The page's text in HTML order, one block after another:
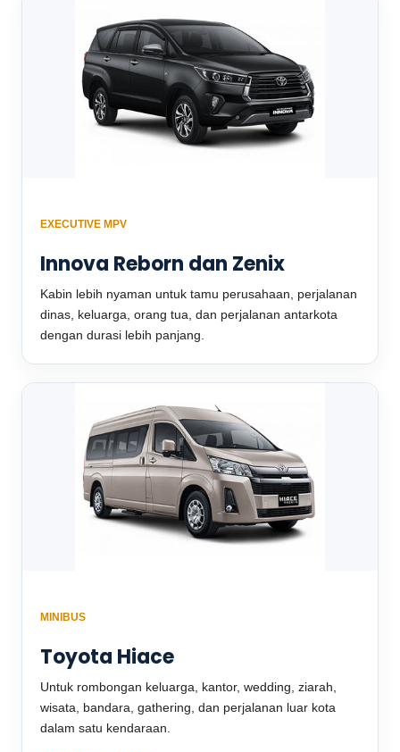
EXECUTIVE MPV
Innova Reborn dan Zenix
Kabin lebih nyaman untuk tamu perusahaan, perjalanan
dinas, keluarga, orang tua, dan perjalanan antarkota
dengan durasi lebih panjang.
MINIBUS
Toyota Hiace
Untuk rombongan keluarga, kantor, wedding, ziarah,
wisata, bandara, gathering, dan perjalanan luar kota
dalam satu kendaraan.